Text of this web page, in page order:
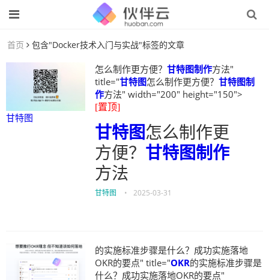
首页 包含"Docker技术入门与实战"标签的文章
甘特图
怎么制作更方便？ 甘特图制作方法"
title="甘特图怎么制作更方便？ 甘特图制
作方法" width="200" height="150">
[置顶]
甘特图怎么制作更
方便？ 甘特图制作
方法
甘特图 • 2025-03-31
的实施标准步骤是什么？成功实施落地
OKR的要点" title="OKR的实施标准步骤是
什么？成功实施落地OKR的要点"